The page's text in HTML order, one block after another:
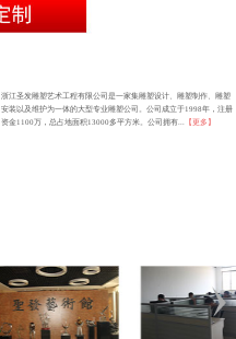
浙江圣发雕塑艺术工程有限公司是一家集雕塑设计、雕塑制作、雕塑
安装以及维护为一体的大型专业雕塑公司。公司成立于1998年，注册
资金1100万，总占地面积13000多平方米。公司拥有...
【更多】